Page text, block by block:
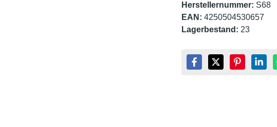
Herstellernummer: S68
EAN: 4250504530657
Lagerbestand: 23